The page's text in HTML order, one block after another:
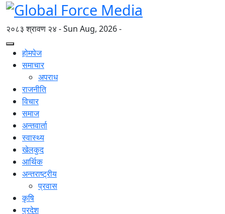
२०८३ श्रावण २४ - Sun Aug, 2026 -
होमपेज
समाचार
अपराध
राजनीति
विचार
समाज
अन्तवार्ता
स्वास्थ्य
खेलकुद
आर्थिक
अन्तराष्ट्रीय
प्रवास
कृषि
प्रदेश